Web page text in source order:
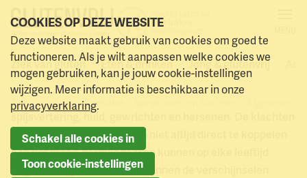
Naar menu Naar hoofdinhoud
Ziek van gluten Eten & drinken Jong & glutenvrij
Ziek van gluten Coeliakie
Symptomen en klachten bij
coeliakie
Coeliakie kan zich overal in het lichaam uiten, zoals in de
spijsvertering, huid, gewrichten en hersenen. De klachten
verschillen per persoon, zijn niet altijd direct te koppelen
aan het maag-darmkanaal en kunnen op elke leeftijd
beginnen. Bij volwassenen kunnen de verschijnselen
COOKIES OP DEZE WEBSITE
Deze website maakt gebruik van cookies om goed te
functioneren. Als je wilt aanpassen welke cookies we
mogen gebruiken, kan je jouw cookie-instellingen
wijzigen. Meer informatie is beschikbaar in onze
privacyverklaring.
Schakel alle cookies in
Toon cookie-instellingen